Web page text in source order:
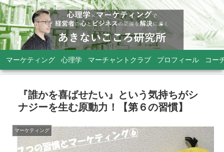
マーケティング 心理学 マーチャントクラブ プロフィール コー
『誰かを喜ばせたい』という気持ちがシ
ナジーを生む原動力！【第６の習慣】
マーケティング